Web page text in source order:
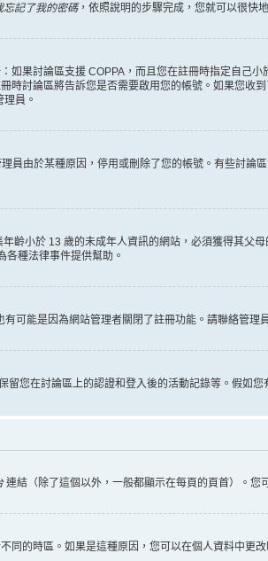
忘記了我的密碼，依照說明的步驟完成，您就可以很快
果討論區支援 COPPA，而且您在註冊時指定自己
時討論區將告訴您是否需要啟用您的帳號。如果您
員。
由於某種原因，停用或刪除了您的帳號。有些討
齡小於 13 歲的未成年人資訊的網站，必須獲得其
種法律事件提供幫助。
可能是因為網站管理者關閉了註冊功能。請聯絡管理
您在討論區上的認證和登入後的活動記錄等。假如
連結（除了這個以外，一般都顯示在每頁的頁首）。您
的時區。如果是這種原因，您可以在個人資料中